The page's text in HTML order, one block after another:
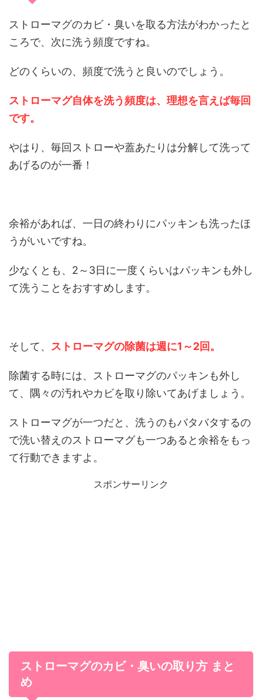
ストローマグのカビ・臭いを取る方法がわかったと
ころで、次に洗う頻度ですね。
どのくらいの、頻度で洗うと良いのでしょう。
ストローマグ自体を洗う頻度は、理想を言えば毎回
です。
やはり、毎回ストローや蓋あたりは分解して洗って
あげるのが一番！
余裕があれば、一日の終わりにパッキンも洗ったほ
うがいいですね。
少なくとも、2～3日に一度くらいはパッキンも外し
て洗うことをおすすめします。
そして、 ストローマグの除菌は週に1～2回。
除菌する時には、ストローマグのパッキンも外し
て、隅々の汚れやカビを取り除いてあげましょう。
ストローマグが一つだと、洗うのもバタバタするの
で洗い替えのストローマグも一つあると余裕をもっ
て行動できますよ。
スポンサーリンク
ストローマグのカビ・臭いの取り方 まと
め